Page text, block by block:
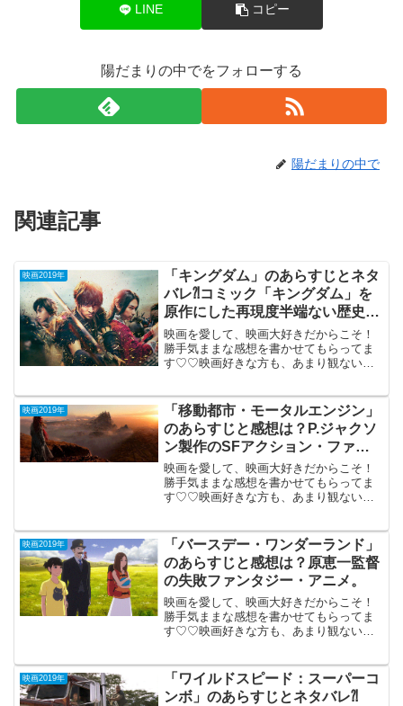
LINE コピー
陽だまりの中でをフォローする
陽だまりの中で
関連記事
映画2019年
「キングダム」のあらすじとネタ
バレ⁈コミック「キングダム」を
原作にした再現度半端ない歴史大
冒険活劇。
映画を愛して、映画大好きだからこそ！
勝手気ままな感想を書かせてもらってま
す♡♡映画好きな方も、あまり観ない方
ストセラーコミックを原作にした再現度
半端ない...
映画2019年
「移動都市・モータルエンジン」
のあらすじと感想は？P.ジャクソ
ン製作のSFアクション・ファン
タジー。
映画を愛して、映画大好きだからこそ！
勝手気ままな感想を書かせてもらってま
す♡♡映画好きな方も、あまり観ない方
分）P.ジャクソン製作のSFアクション・
ファ...
映画2019年
「バースデー・ワンダーランド」
のあらすじと感想は？原恵一監督
の失敗ファンタジー・アニメ。
映画を愛して、映画大好きだからこそ！
勝手気ままな感想を書かせてもらってま
す♡♡映画好きな方も、あまり観ない方
分）原恵一監督の失敗ファンタジー・ア
ニメ。...
映画2019年
「ワイルドスピード：スーパーコ
ンボ」のあらすじとネタバレ⁈